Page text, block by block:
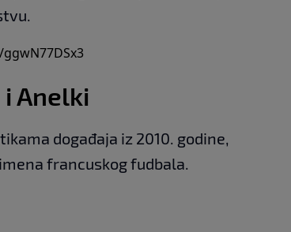
Anelki
događaja iz 2010. godine,
francuskog fudbala.